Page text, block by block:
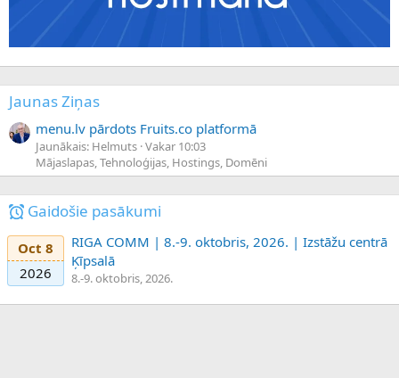
Jaunas Ziņas
menu.lv pārdots Fruits.co platformā
Jaunākais: Helmuts Vakar 10:03
Mājaslapas, Tehnoloģijas, Hostings, Domēni
Gaidošie pasākumi
Oct 8
2026
RIGA COMM | 8.-9. oktobris, 2026. | Izstāžu centrā
Ķīpsalā
8.-9. oktobris, 2026.